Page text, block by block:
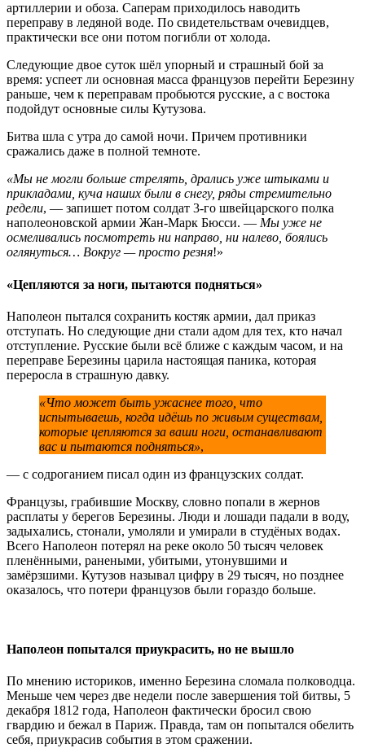
артиллерии и обоза. Саперам приходилось наводить
переправу в ледяной воде. По свидетельствам очевидцев,
практически все они потом погибли от холода.
Следующие двое суток шёл упорный и страшный бой за
время: успеет ли основная масса французов перейти Березину
раньше, чем к переправам пробьются русские, а с востока
подойдут основные силы Кутузова.
Битва шла с утра до самой ночи. Причем противники
сражались даже в полной темноте.
«Мы не могли больше стрелять, дрались уже штыками и
прикладами, куча наших были в снегу, ряды стремительно
редели, — запишет потом солдат 3-го швейцарского полка
наполеоновской армии Жан-Марк Бюсси. — Мы уже не
осмеливались посмотреть ни направо, ни налево, боялись
оглянуться… Вокруг — просто резня!»
«Цепляются за ноги, пытаются подняться»
Наполеон пытался сохранить костяк армии, дал приказ
отступать. Но следующие дни стали адом для тех, кто начал
отступление. Русские были всё ближе с каждым часом, и на
переправе Березины царила настоящая паника, которая
переросла в страшную давку.
«Что может быть ужаснее того, что
испытываешь, когда идёшь по живым существам,
которые цепляются за ваши ноги, останавливают
вас и пытаются подняться»,
— с содроганием писал один из французских солдат.
Французы, грабившие Москву, словно попали в жернов
расплаты у берегов Березины. Люди и лошади падали в воду,
задыхались, стонали, умоляли и умирали в студёных водах.
Всего Наполеон потерял на реке около 50 тысяч человек
пленёнными, ранеными, убитыми, утонувшими и
замёрзшими. Кутузов называл цифру в 29 тысяч, но позднее
оказалось, что потери французов были гораздо больше.
Наполеон попытался приукрасить, но не вышло
По мнению историков, именно Березина сломала полководца.
Меньше чем через две недели после завершения той битвы, 5
декабря 1812 года, Наполеон фактически бросил свою
гвардию и бежал в Париж. Правда, там он попытался обелить
себя, приукрасив события в этом сражении.